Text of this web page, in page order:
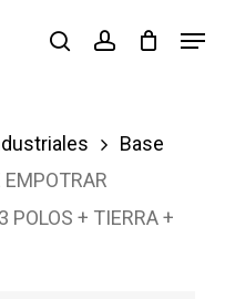
buscaraccount
Base
EMPOTRAR
+ TIERRA +